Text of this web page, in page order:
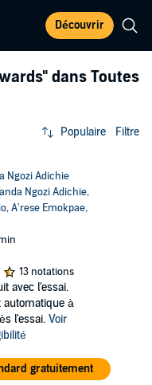
Découvrir
dans Toutes
Populaire Filtre
Ngozi Adichie
Ngozi Adichie,
,A’rese Emokpae,
13 notations
avec l'essai.
automatique à
l'essai. Voir
gratuitement